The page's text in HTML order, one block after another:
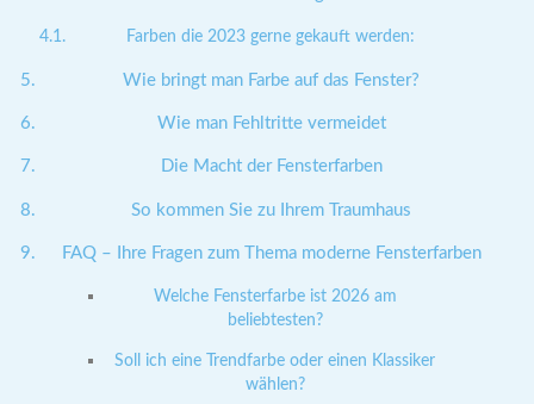
Farben die 2023 gerne gekauft werden:
Wie bringt man Farbe auf das Fenster?
Wie man Fehltritte vermeidet
Die Macht der Fensterfarben
So kommen Sie zu Ihrem Traumhaus
FAQ – Ihre Fragen zum Thema moderne Fensterfarben
Welche Fensterfarbe ist 2026 am
beliebtesten?
Soll ich eine Trendfarbe oder einen Klassiker
wählen?